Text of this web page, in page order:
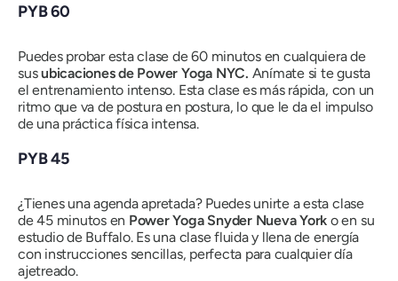
PYB 60
Puedes probar esta clase de 60 minutos en cualquiera de
susubicaciones de Power Yoga NYC. Anímate si te gusta
el entrenamiento intenso. Esta clase es más rápida, con un
ritmo que va de postura en postura, lo que le da el impulso
de una práctica física intensa.
PYB 45
¿Tienes una agenda apretada? Puedes unirte a esta clase
de 45 minutos en Power Yoga Snyder Nueva York o en su
estudio de Buffalo. Es una clase fluida y llena de energía
con instrucciones sencillas, perfecta para cualquier día
ajetreado.